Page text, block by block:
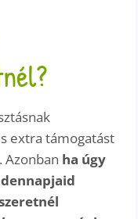
extra támogatást
Azonban ha úgy